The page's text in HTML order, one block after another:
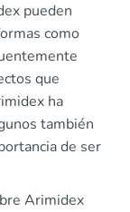
pueden
como
que
ha
también
de ser
Arimidex